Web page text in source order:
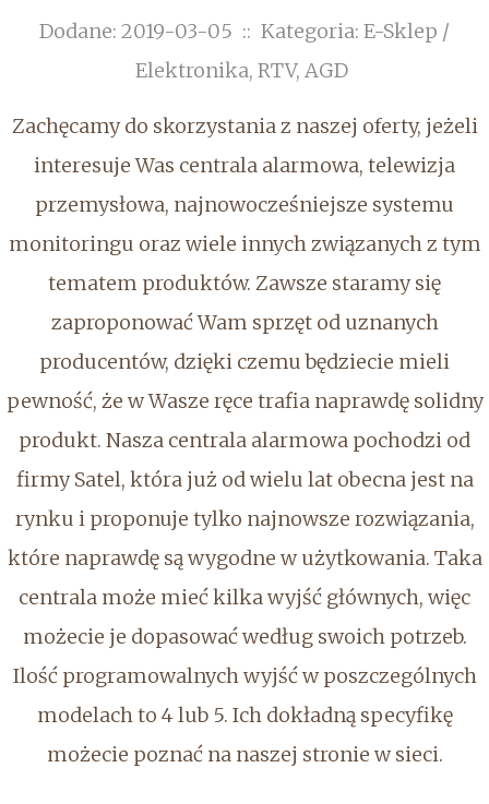
Dodane: 2019-03-05 :: Kategoria: E-Sklep /
Elektronika, RTV, AGD
Zachęcamy do skorzystania z naszej oferty, jeżeli
interesuje Was centrala alarmowa, telewizja
przemysłowa, najnowocześniejsze systemu
monitoringu oraz wiele innych związanych z tym
tematem produktów. Zawsze staramy się
zaproponować Wam sprzęt od uznanych
producentów, dzięki czemu będziecie mieli
pewność, że w Wasze ręce trafia naprawdę solidny
produkt. Nasza centrala alarmowa pochodzi od
firmy Satel, która już od wielu lat obecna jest na
rynku i proponuje tylko najnowsze rozwiązania,
które naprawdę są wygodne w użytkowania. Taka
centrala może mieć kilka wyjść głównych, więc
możecie je dopasować według swoich potrzeb.
Ilość programowalnych wyjść w poszczególnych
modelach to 4 lub 5. Ich dokładną specyfikę
możecie poznać na naszej stronie w sieci.